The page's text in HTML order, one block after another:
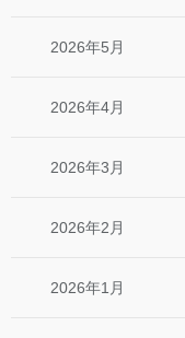
2026年5月
2026年4月
2026年3月
2026年2月
2026年1月